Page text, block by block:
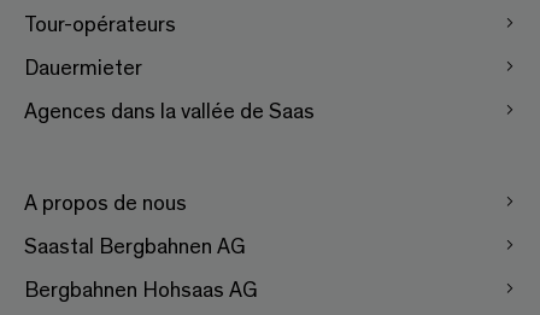
Tour-opérateurs
Dauermieter
Agences dans la vallée de Saas
A propos de nous
Saastal Bergbahnen AG
Bergbahnen Hohsaas AG